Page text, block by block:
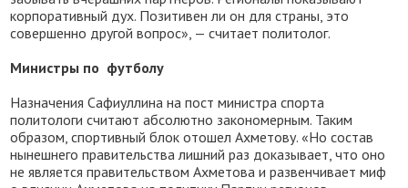
корпоративный дух. Позитивен ли он для страны, это
совершенно другой вопрос», — считает политолог.
Министры по футболу
Назначения Сафиуллина на пост министра спорта
политологи считают абсолютно закономерным. Таким
образом, спортивный блок отошел Ахметову. «Но состав
нынешнего правительства лишний раз доказывает, что оно
не является правительством Ахметова и развенчивает миф